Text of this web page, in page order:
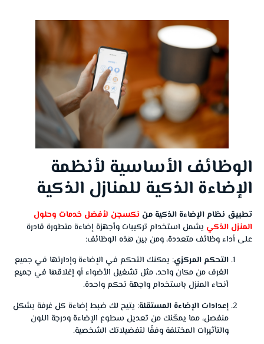
الوظائف الأساسية لأنظمة
الإضاءة الذكية للمنازل الذكية
تطبيق نظام الإضاءة الذكية من نكسجن لأفضل خدمات وحلول
المنزل الذكي يشمل استخدام تركيبات وأجهزة إضاءة متطورة قادرة
على أداء وظائف متعددة، ومن بين هذه الوظائف:
التحكم المركزي: يمكنك التحكم في الإضاءة وإدارتها في جميع
الغرف من مكان واحد، مثل تشغيل الأضواء أو إغلاقها في جميع
أنحاء المنزل باستخدام واجهة تحكم واحدة.
إعدادات الإضاءة المستقلة: يتيح لك ضبط إضاءة كل غرفة بشكل
منفصل، مما يمكّنك من تعديل سطوع الإضاءة ودرجة اللون
والتأثيرات المختلفة وفقًا لتفضيلاتك الشخصية.